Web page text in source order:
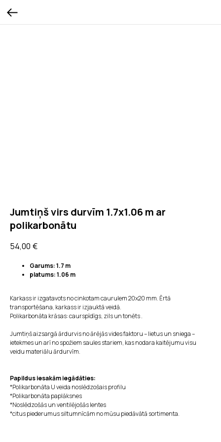
Jumtiņš virs durvīm 1.7x1.06 m ar
polikarbonātu
54,00 €
Garums: 1.7 m
platums: 1.06 m
Karkass ir izgatavots no cinkotam caurulem 20x20 mm. Ērtā
transportēšana, karkass irizjauktā veidā.
Polikarbonāta krāsas: caurspīdīgs, zils un tonēts .
Jumtiņš aizsargā ārdurvis no ārējās vides faktoru – lietus un sniega –
ietekmes un arī no spožiem saules stariem, kas nodara kaitējumu visu
veidu materiālu ārdurvīm.
Papildus iesakām iegādāties:
*Polikarbonāta U veida noslēdzošais profilu
*Polikarbonāta paplāksnes
*Noslēdzošās un ventilējošās lentes
*citus piederumus siltumnīcām no mūsu piedāvātā sortimenta.